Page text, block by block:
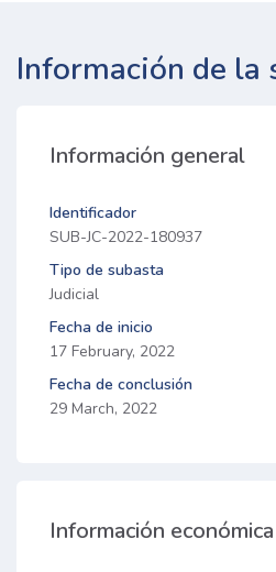
Información de la
Información general
Identificador
SUB-JC-2022-180937
Tipo de subasta
Judicial
Fecha de inicio
17 February, 2022
Fecha de conclusión
29 March, 2022
Información económica